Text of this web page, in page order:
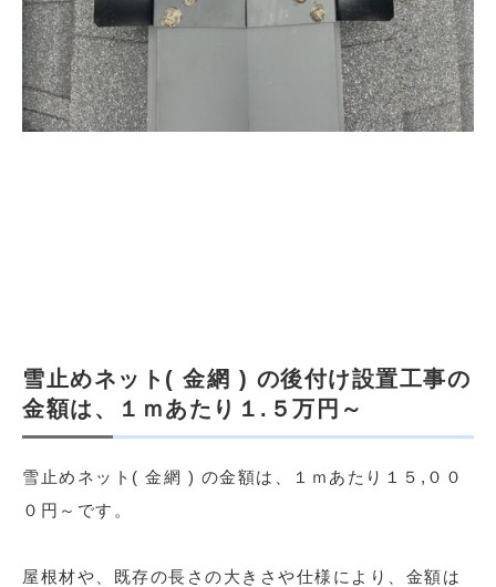
雪止めネット( 金網 ) の後付け設置工事の
金額は、１ｍあたり１.５万円～
雪止めネット( 金網 ) の金額は、１ｍあたり１５,００
０円～です。
屋根材や、既存の長さの大きさや仕様により、金額は